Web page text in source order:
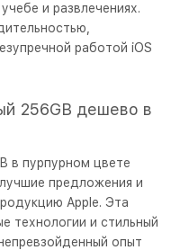
и развлечениях.
работой iOS
256GB дешево в
в пурпурном цвете
предложения и
Apple. Эта
технологии и стильный
опыт